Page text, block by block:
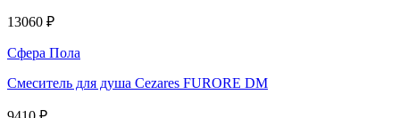
13060 ₽
Сфера Пола
Смеситель для душа Cezares FURORE DM